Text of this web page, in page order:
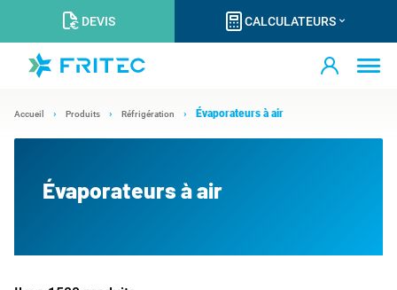
DEVIS CALCULATEURS
Accueil Produits Réfrigération Évaporateurs à air
Évaporateurs à air